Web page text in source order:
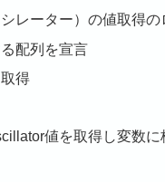
レーター）の値取得の
配列を宣言
得
値を取得し変数に